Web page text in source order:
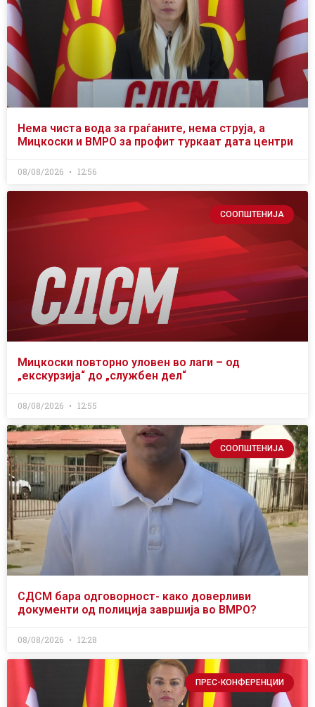
Нема чиста вода за граѓаните, нема струја, а
Мицкоски и ВМРО за профит туркаат дата центри
08/08/2026 12:56
СООПШТЕНИЈА
Мицкоски повторно уловен во лаги – од
„екскурзија“ до „службен дел“
08/08/2026 12:55
СООПШТЕНИЈА
СДСМ бара одговорност- како доверливи
документи од полиција завршија во ВМРО?
08/08/2026 12:28
ПРЕС-КОНФЕРЕНЦИИ